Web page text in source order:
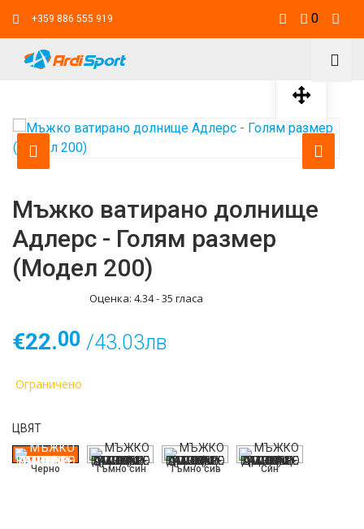
+359 886 555 919 0
Мъжко ватирано долнище
Адлерс - Голям размер
(Модел 200)
Оценка: 4.34-35 гласа
€22.00 /43.03лв
Ограничено
ЦВЯТ
Черно Тъмно син Тъмно сив Син